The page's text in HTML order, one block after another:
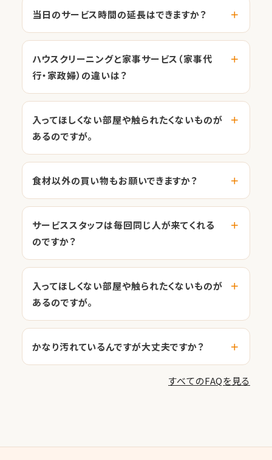
当日のサービス時間の延長はできますか？
ハウスクリーニングと家事サービス（家事代
行・家政婦）の違いは？
入ってほしくない部屋や触られたくないものが
あるのですが。
食材以外の買い物もお願いできますか？
サービススタッフは毎回同じ人が来てくれる
のですか？
入ってほしくない部屋や触られたくないものが
あるのですが。
かなり汚れているんですが大丈夫ですか？
すべてのFAQを見る